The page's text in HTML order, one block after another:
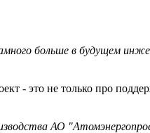
больше в будущем
- это не только про
АО